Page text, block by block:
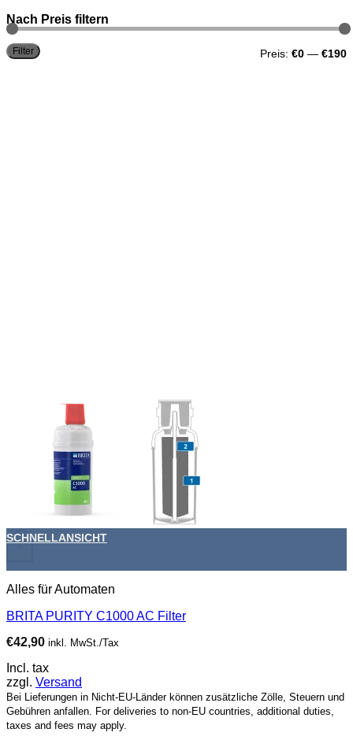
Nach Preis filtern
Filter Preis: €0 — €190
+
SCHNELLANSICHT
Alles für Automaten
BRITA PURITY C1000 AC Filter
€42,90 inkl. MwSt./Tax
Incl. tax
zzgl. Versand
Bei Lieferungen in Nicht-EU-Länder können zusätzliche Zölle, Steuern und
Gebühren anfallen. For deliveries to non-EU countries, additional duties,
taxes and fees may apply.